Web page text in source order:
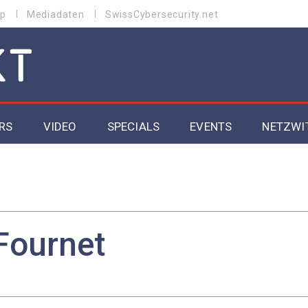
Mediadaten SwissCybersecurity.net
VIDEO SPECIALS EVENTS